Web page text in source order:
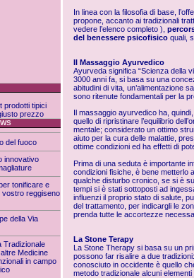
del fuoco
innovativo
tonificare e
vostro reggiseno
della Via
Tradizionale
Medicine
in campo
In linea con la filosofia di base,
propone, accanto ai tradizionali
vedere l’elenco completo ),
del benessere psicofisico quali,
Il Massaggio Ayurvedico
Ayurveda significa “Scienza della
3000 anni fa, si basa su una
abitudini di vita, un’alimentazione
sono ritenute fondamentali per la
Il massaggio ayurvedico ha,
quello di ripristinare l’equilibrio
mentale; considerato un ottimo
aiuto per la cura delle malattie,
ottime condizioni ed ha effetti di
Prima di una seduta è importante
condizioni fisiche, è bene metterlo
qualche disturbo cronico, se si è
tempi si è stati sottoposti ad
influenzi il proprio stato di salute,
del trattamento, per indicargli le
prenda tutte le accortezze
La Stone Terapy
La Stone Therapy si basa su un
possono far risalire a due
conosciuto in occidente è quello
metodo tradizionale alcuni elementi